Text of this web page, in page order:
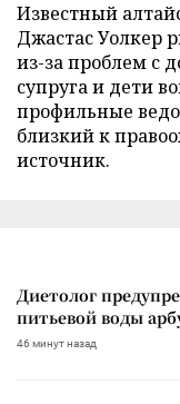
Известный
Джастас Уолкер
из-за проблем с
супруга и дети
профильные
близкий к
источник.
Диетолог
питьевой воды
46 минут назад